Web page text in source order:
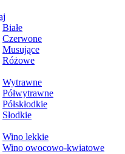
Białe
Czerwone
Musujące
Różowe
Wytrawne
Półwytrawne
Półskłodkie
Słodkie
Wino lekkie
Wino owocowo-kwiatowe